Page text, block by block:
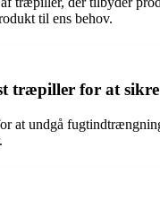
til ens behov.
træpiller for at
at undgå